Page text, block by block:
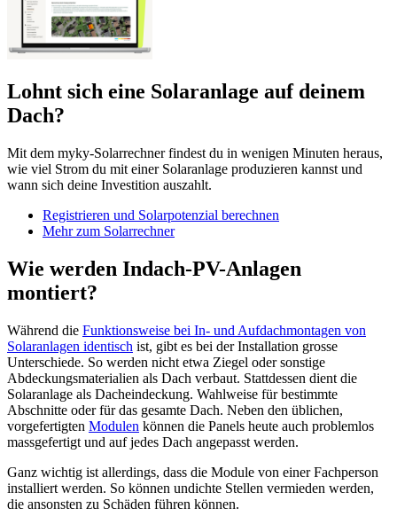
Lohnt sich eine Solaranlage auf deinem
Dach?
Mit dem myky-Solarrechner findest du in wenigen Minuten heraus,
wie viel Strom du mit einer Solaranlage produzieren kannst und
wann sich deine Investition auszahlt.
Registrieren und Solarpotenzial berechnen
Mehr zum Solarrechner
Wie werden Indach-PV-Anlagen
montiert?
Während die Funktionsweise bei In- und Aufdachmontagen von
Solaranlagen identisch ist, gibt es bei der Installation grosse
Unterschiede. So werden nicht etwa Ziegel oder sonstige
Abdeckungsmaterialien als Dach verbaut. Stattdessen dient die
Solaranlage als Dacheindeckung. Wahlweise für bestimmte
Abschnitte oder für das gesamte Dach. Neben den üblichen,
vorgefertigten Modulen können die Panels heute auch problemlos
massgefertigt und auf jedes Dach angepasst werden.
Ganz wichtig ist allerdings, dass die Module von einer Fachperson
installiert werden. So können undichte Stellen vermieden werden,
die ansonsten zu Schäden führen können.